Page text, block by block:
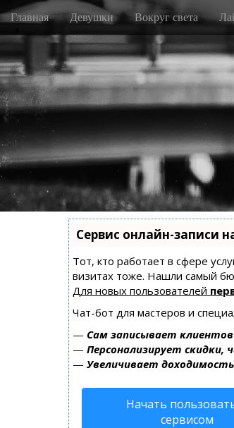
M
a
i
n
m
e
n
u
k
i
t
o
c
o
t
e
n
Главная Девушки Вокруг света
Сервис онлайн-записи
Тот, кто работает в сфере
визитах тоже. Нашли самый
Для новых пользователей
Чат-бот для мастеров и
— Сам записывает
— Персонализирует скидки,
— Увеличивает
Начать
сервисом